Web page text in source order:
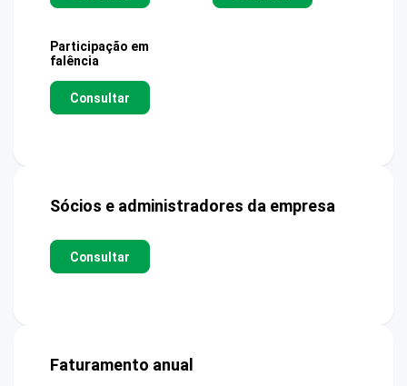
Participação em
falência
Consultar
Sócios e administradores da empresa
Consultar
Faturamento anual